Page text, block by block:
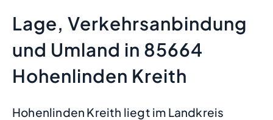
Lage, Verkehrsanbindung
und Umland in 85664
Hohenlinden Kreith
Hohenlinden Kreith liegt im Landkreis